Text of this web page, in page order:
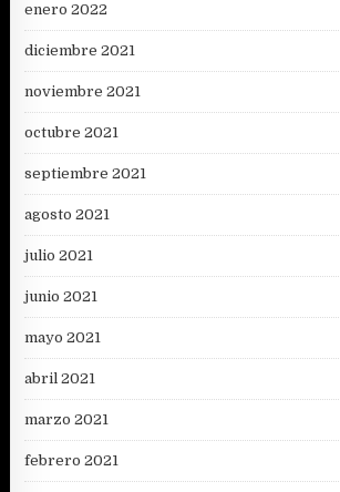
enero 2022
diciembre 2021
noviembre 2021
octubre 2021
septiembre 2021
agosto 2021
julio 2021
junio 2021
mayo 2021
abril 2021
marzo 2021
febrero 2021